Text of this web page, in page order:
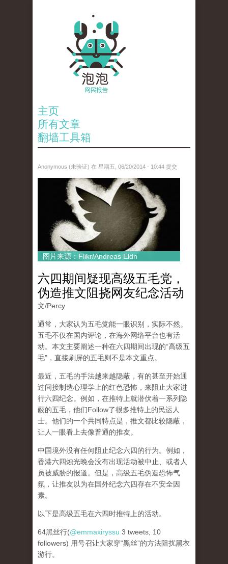
主页
所有文章
翻墙工具箱
Anonymous (未验证) 在 星期五, 06/20/2014 - 10:44 提交
5858249526_2298a25375_z.jpg
图片来源：Flikr/Andreas Eldn
六四期间疑现高级五毛党，
伪造推文阻挠网友纪念活动
文/Percy
通常，大家认为五毛党能一眼识别，实际不然。
五毛不仅在国内评论，在海外网络平台也有活
动。本文主要阐述一种在六四期间出现的“高级五
毛”，直接刷屏的五毛则不是本文重点。
最近，五毛的手法越来越隐蔽，有的甚至开始通
过间接制造心理学上的红色恐怖，来阻止大家进
行六四纪念。例如，在推特上就潜伏着一系列隐
蔽的五毛，他们Follow了很多推特上的民运人
士。他们的一个共同特点是，推文都比较隐蔽，
让人一眼看上去像普通的推友。
中国境外没有任何阻止纪念六四的行为。例如，
香港六四烛光晚会没有出现活动被中止、或者人
员被威胁的报道。但是，高级五毛伪造恐怖气
氛，让推友以为在国外纪念六四存在不安全因
素。
以下是高级五毛在六四时推特上的活动。
64黑丝行(@emmaxiryssu 3 tweets, 10
followers) 用号召让大家穿“黑丝”的方法阻扰黑衣
游行。